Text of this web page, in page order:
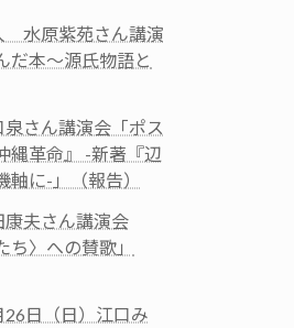
水原紫苑さん講演
だ本～源氏物語と
さん講演会「ポス
縄革命』 -新著『辺
軸に-」（報告）
夫さん講演会
ち〉への賛歌」
日（日）江口み